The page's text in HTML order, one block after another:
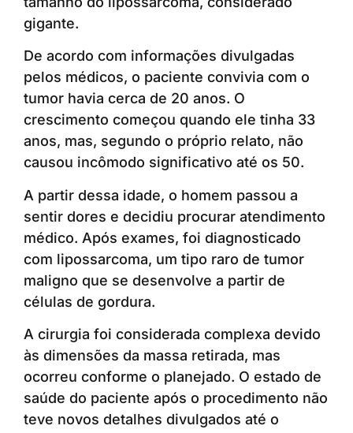
gigante.
De acordo com informações divulgadas
pelos médicos, o paciente convivia com o
tumor havia cerca de 20 anos. O
crescimento começou quando ele tinha 33
anos, mas, segundo o próprio relato, não
causou incômodo significativo até os 50.
A partir dessa idade, o homem passou a
sentir dores e decidiu procurar atendimento
médico. Após exames, foi diagnosticado
com lipossarcoma, um tipo raro de tumor
maligno que se desenvolve a partir de
células de gordura.
A cirurgia foi considerada complexa devido
às dimensões da massa retirada, mas
ocorreu conforme o planejado. O estado de
saúde do paciente após o procedimento não
teve novos detalhes divulgados até o